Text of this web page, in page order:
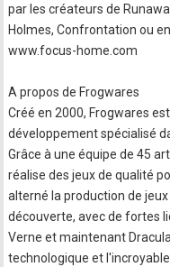
par les créateurs de
Holmes, Confrontation ou
www.focus-home.com
A propos de Frogwares
Créé en 2000, Frogwares
développement spécialisé
Grâce à une équipe de 45
réalise des jeux de qualité
alterné la production de
découverte, avec de fortes
Verne et maintenant
technologique et